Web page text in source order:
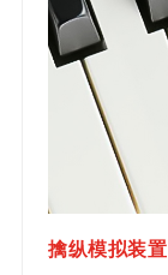
擒纵模拟装置